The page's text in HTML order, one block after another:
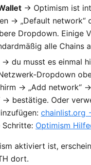
→ Optimism ist
→ „Default network“
Dropdown. Einige
alle Chains
→ du musst es einmal
Dropdown
→ „Add network“
→ bestätige. Oder
chainlist.org
Optimism
aktiviert ist,
dort.